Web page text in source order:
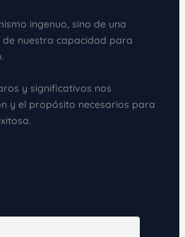
ingenuo, sino de una
nuestra capacidad para
y significativos nos
y el propósito necesarios para